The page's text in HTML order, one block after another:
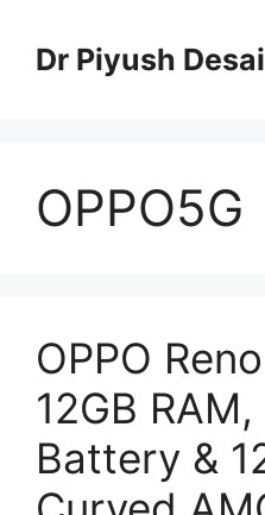
contentDr Piyush
OPPO5G
OPPO
12GB
Battery &